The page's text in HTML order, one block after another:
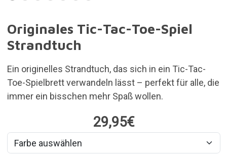
Originales Tic-Tac-Toe-Spiel
Strandtuch
Ein originelles Strandtuch, das sich in ein Tic-Tac-
Toe-Spielbrett verwandeln lässt – perfekt für alle, die
immer ein bisschen mehr Spaß wollen.
29,95€